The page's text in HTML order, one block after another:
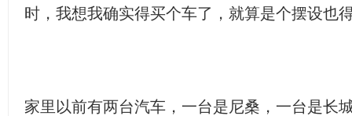
时，我想我确实得买个车了，就算是个摆设也
家里以前有两台汽车，一台是尼桑，一台是长